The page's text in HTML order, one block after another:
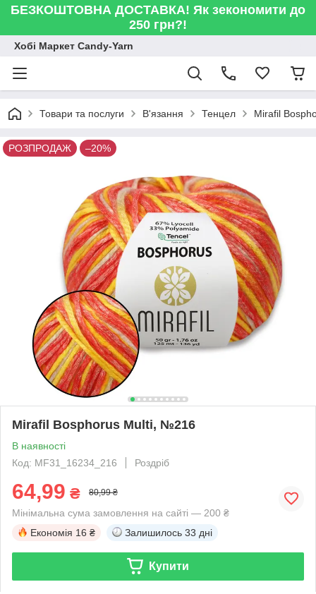
БЕЗКОШТОВНА ДОСТАВКА! Як зекономити до
250 грн?!
Хобі Маркет Candy-Yarn
Товари та послуги В'язання Тенцел Mirafil
РОЗПРОДАЖ –20%
Mirafil Bosphorus Multi, №216
В наявності
Код: MF31_16234_216
Роздріб
64,99 ₴ 80,99 ₴
Мінімальна сума замовлення на сайті — 200 ₴
Економія 16 ₴ Залишилось 33 дні
Купити